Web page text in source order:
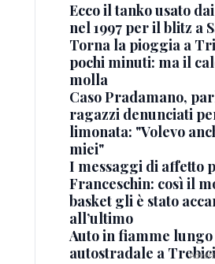
Ecco il tanko usato
nel 1997 per il blitz a
Torna la pioggia a
pochi minuti: ma il
molla
Caso Pradamano,
ragazzi denunciati
limonata: "Volevo
miei"
I messaggi di affetto
Franceschin: così il
basket gli è stato
all’ultimo
Auto in fiamme
autostradale a